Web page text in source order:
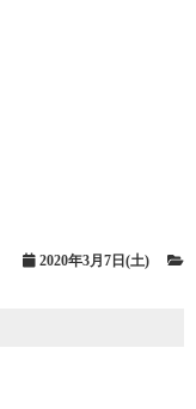
2020年3月7日(土)